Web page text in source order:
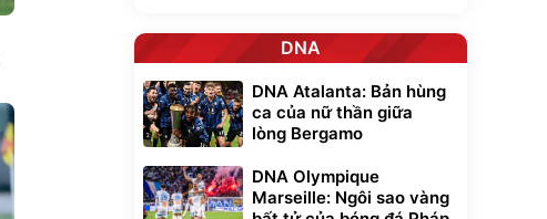
DNA
DNA Atalanta: Bản hùng
ca của nữ thần giữa
lòng Bergamo
DNA Olympique
Marseille: Ngôi sao vàng